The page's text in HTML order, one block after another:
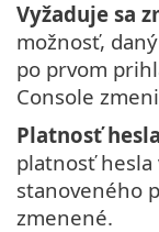
Vyžaduje sa
možnosť,
po prvom
Console
Platnosť
platnosť
stanoveného
zmenené.